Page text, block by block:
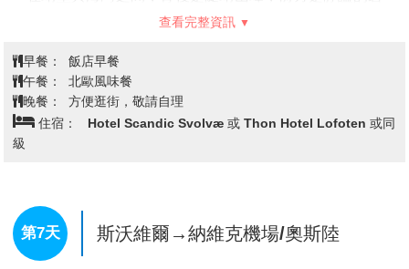
景點，綠色草坪與周圍峭壁、海洋形成壯麗對比，成為
斯沃爾韋爾→萊克內斯【豪克蘭海
體驗住傳統海畔漁屋